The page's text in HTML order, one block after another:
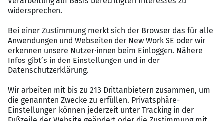
Wirtschaftlicher Einsatz von Lebensmitteln
Unterstützung bei der Organisation reibungsloser
Küchenabläufe
Das bringen Sie mit:
Erfolgreich abgeschlossene Berufsausbildung als
Koch (m/w/d)